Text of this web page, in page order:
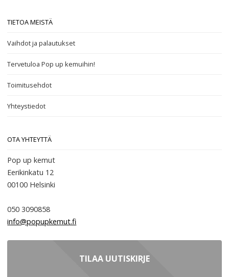
TIETOA MEISTÄ
Vaihdot ja palautukset
Tervetuloa Pop up kemuihin!
Toimitusehdot
Yhteystiedot
OTA YHTEYTTÄ
Pop up kemut
Eerikinkatu 12
00100 Helsinki
050 3090858
info@popupkemut.fi
TILAA UUTISKIRJE